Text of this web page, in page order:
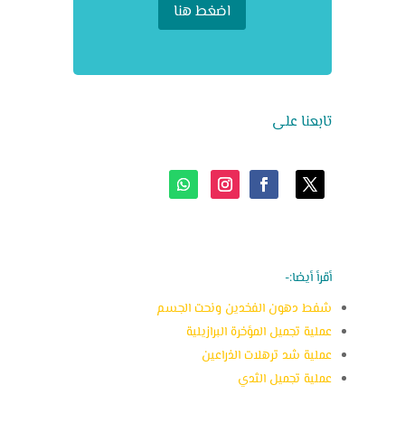
اضغط هنا
تابعنا على
أقرأ أيضا:-
شفط دهون الفخدين ونحت الجسم
عملية تجميل المؤخرة البرازيلية
عملية شد ترهلات الذراعين
عملية تجميل الثدي